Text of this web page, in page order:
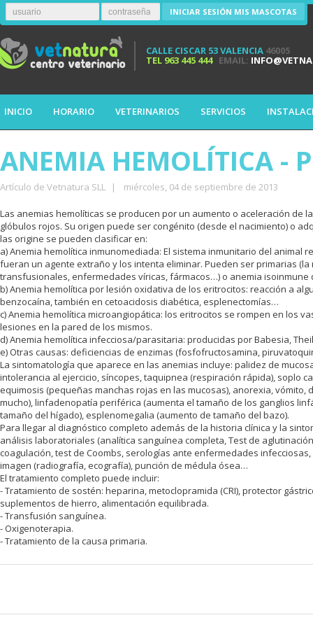
INICIAR SESIÓN MIS MASCOTAS
CALLE CISCAR 53 VALENCIA 46005
TEL 963 445 444EMAIL:
INICIO HORARIO VETERINARIOS SERVICIOS
ANEMIA HEMOLÍTICA -
Artículo de Vetnatura SLL | miércoles, 04 de septiembre de 2013
Las anemias hemolíticas se producen por un aumento o aceleración de
glóbulos rojos. Su origen puede ser congénito (desde el nacimiento) o
las origine se pueden clasificar en:
a) Anemia hemolítica inmunomediada: El sistema inmunitario del animal
fueran un agente extraño y los intenta eliminar. Pueden ser primarias
transfusionales, enfermedades víricas, fármacos…) o anemia isoinmune
b) Anemia hemolítica por lesión oxidativa de los eritrocitos: reacción a
benzocaína, también en cetoacidosis diabética, esplenectomías…
c) Anemia hemolítica microangiopática: los eritrocitos se rompen en los
lesiones en la pared de los mismos.
d) Anemia hemolítica infecciosa/parasitaria: producidas por Babesia,
e) Otras causas: deficiencias de enzimas (fosfofructosamina,
La sintomatología que aparece en las anemias incluye: palidez de
intolerancia al ejercicio, síncopes, taquipnea (respiración rápida), soplo
equimosis (pequeñas manchas rojas en las mucosas), anorexia,
mucho), linfadenopatía periférica (aumenta el tamaño de los ganglios
tamaño del hígado), esplenomegalia (aumento de tamaño del bazo).
Para llegar al diagnóstico completo además de la historia clínica y la
análisis laboratoriales (analítica sanguínea completa, Test de
coagulación, test de Coombs, serologías ante enfermedades
imagen (radiografía, ecografía), punción de médula ósea…
El tratamiento completo puede incluir:
- Tratamiento de sostén: heparina, metoclopramida (CRI), protector
suplementos de hierro, alimentación equilibrada.
- Transfusión sanguínea.
- Oxigenoterapia.
- Tratamiento de la causa primaria.